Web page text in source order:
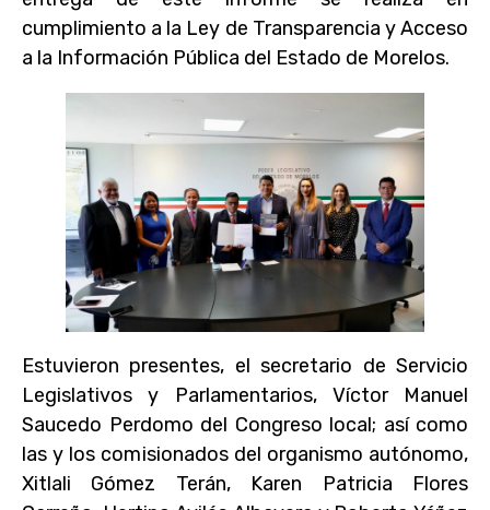
cumplimiento a la Ley de Transparencia y Acceso
a la Información Pública del Estado de Morelos.
Estuvieron presentes, el secretario de Servicio
Legislativos y Parlamentarios, Víctor Manuel
Saucedo Perdomo del Congreso local; así como
las y los comisionados del organismo autónomo,
Xitlali Gómez Terán, Karen Patricia Flores